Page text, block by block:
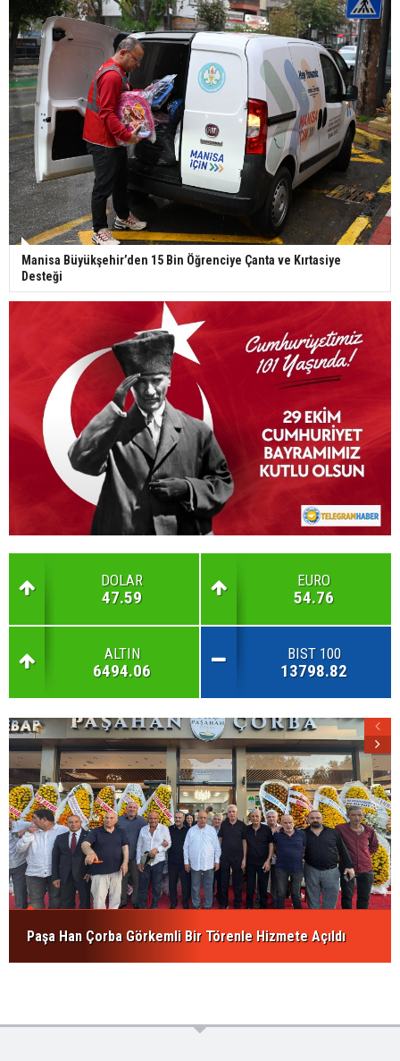
Manisa Büyükşehir’den 15 Bin Öğrenciye Çanta ve Kırtasiye
Desteği
DOLAR
47.59
EURO
54.76
ALTIN
6494.06
BIST 100
13798.82
Paşa Han Çorba Görkemli Bir Törenle Hizmete Açıldı